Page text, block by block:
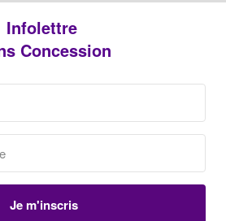
Infolettre
Concession
Je m'inscris